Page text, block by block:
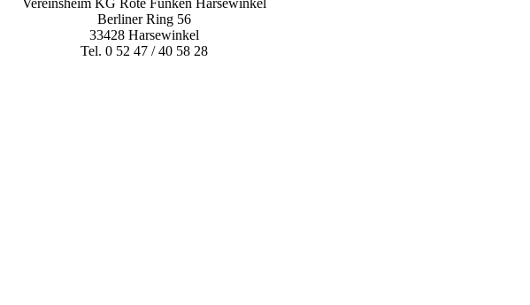
Vereinsheim KG Rote Funken Harsewinkel
Berliner Ring 56
33428 Harsewinkel
Tel. 0 52 47 / 40 58 28